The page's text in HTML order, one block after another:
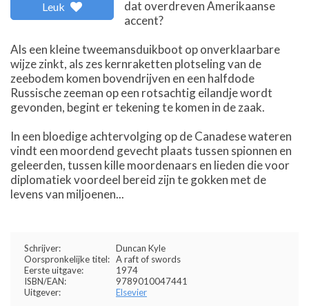
Leuk
dat overdreven Amerikaanse
accent?
Als een kleine tweemansduikboot op onverklaarbare
wijze zinkt, als zes kernraketten plotseling van de
zeebodem komen bovendrijven en een halfdode
Russische zeeman op een rotsachtig eilandje wordt
gevonden, begint er tekening te komen in de zaak.
In een bloedige achtervolging op de Canadese wateren
vindt een moordend gevecht plaats tussen spionnen en
geleerden, tussen kille moordenaars en lieden die voor
diplomatiek voordeel bereid zijn te gokken met de
levens van miljoenen...
Schrijver:
Duncan Kyle
Oorspronkelijke titel: A raft of swords
Eerste uitgave:
1974
ISBN/EAN:
9789010047441
Uitgever:
Elsevier